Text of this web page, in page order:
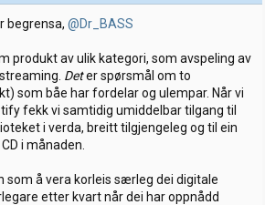
begrensa, @Dr_BASS
produkt av ulik kategori, som avspeling av
Deter spørsmål om to
som båe har fordelar og ulempar. Når vi
fekk vi samtidig umiddelbar tilgang til
i verda, breitt tilgjengeleg og til ein
i månaden.
som å vera korleis særleg dei digitale
etter kvart når dei har oppnådd